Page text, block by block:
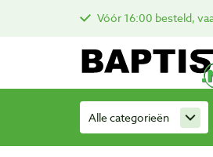
Vóór 16:00 besteld,
Alle categorieën